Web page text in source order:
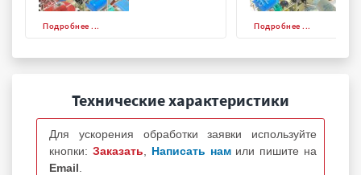
Подробнее ... Подробнее ...
Технические характеристики
Для ускорения обработки заявки используйте
кнопки: Заказать Написать нам или пишите на
Email